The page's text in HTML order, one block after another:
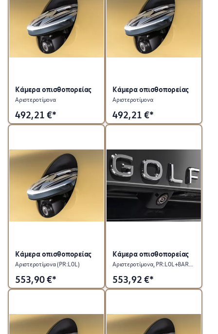
Κάμερα οπισθοπορείας
Αριστεροτίμονα
492,21 €*
Κάμερα οπισθοπορείας
Αριστεροτίμονα
492,21 €*
Κάμερα οπισθοπορείας
Αριστεροτίμονα (PR:L0L)
553,90€*
Κάμερα οπισθοπορείας
553,92 €*